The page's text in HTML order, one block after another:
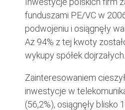
funduszami PE/VC w
podwojeniu i osiągnęły
Aż 94% z tej kwoty
wykupy spółek dojrzałych.
Zainteresowaniem
inwestycje w
(56,2%), osiągnęły blisko